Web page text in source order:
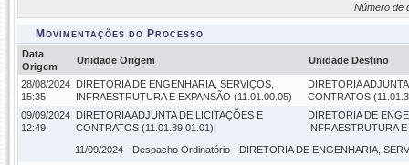
Número de
Movimentações do Processo
Data
Origem
Unidade Origem Unidade Destino
28/08/2024
15:35
DIRETORIA DE ENGENHARIA, SERVIÇOS,
INFRAESTRUTURA E EXPANSÃO (11.01.00.05)
DIRETORIA
CONTRATOS
09/09/2024
12:49
DIRETORIA ADJUNTA DE LICITAÇÕES E
CONTRATOS (11.01.39.01.01)
DIRETORIA DE
INFRAESTRUTURA
11/09/2024 - Despacho Ordinatório - DIRETORIA DE ENGENHARIA,